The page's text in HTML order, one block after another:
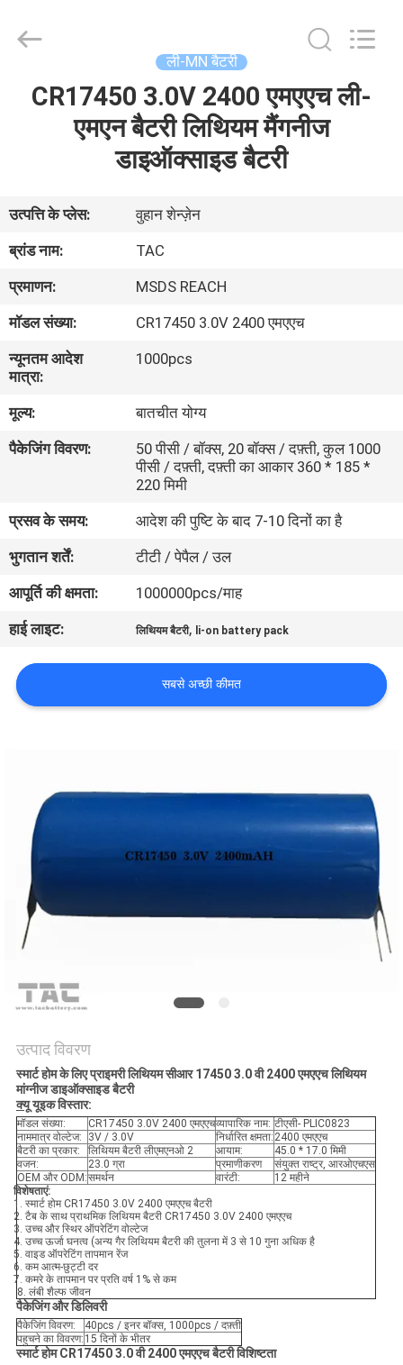
वीडियो
बारे
में
कारखाना
भ्रमण
नियंत्रण
संपर्क
करें
समाचार
उद्धरण
की
विनती
करे
POLICY
Energy
ली-MN बैटरी
CR17450 3.0V 2400 एमएएच ली-
एमएन बैटरी लिथियम मैंगनीज
डाइऑक्साइड बैटरी
उत्पत्ति के प्लेस:
वुहान शेन्ज़ेन
ब्रांड नाम:
TAC
प्रमाणन:
MSDS REACH
मॉडल संख्या:
CR17450 3.0V 2400 एमएएच
न्यूनतम आदेश
मात्रा:
1000pcs
मूल्य:
बातचीत योग्य
पैकेजिंग विवरण:
50 पीसी / बॉक्स, 20 बॉक्स / दफ़्ती, कुल 1000
पीसी / दफ़्ती, दफ़्ती का आकार 360 * 185 *
220 मिमी
प्रसव के समय:
आदेश की पुष्टि के बाद 7-10 दिनों का है
भुगतान शर्तें:
टीटी / पेपैल / उल
आपूर्ति की क्षमता:
1000000pcs/माह
हाई लाइट:
लिथियम बैटरी, li-on battery pack
सबसे अच्छी कीमत
उत्पाद विवरण
स्मार्ट होम के लिए प्राइमरी लिथियम सीआर 17450 3.0 वी 2400 एमएएच लिथियम
मांग्नीज डाइऑक्साइड बैटरी
क्यूयूइक विस्तार:
मॉडल संख्या: CR17450 3.0V 2400 एमएएचव्यापारिक नाम: टीएसी- PLIC0823
नाममात्र वोल्टेज:
3V / 3.0V निर्धारित क्षमता: 2400 एमएएच
बैटरी का प्रकार:
लिथियम बैटरी लीएमएनओ 2 आयाम:
45.0 * 17.0 मिमी
वजन:
23.0 ग्रा प्रमाणीकरण
संयुक्त राष्ट्र, आरओएचएस
OEM और ODM:समर्थन वारंटी:
12 महीने
विशेषताएं:
1. स्मार्ट होम CR17450 3.0V 2400 एमएएच बैटरी
2. टैब के साथ प्राथमिक लिथियम बैटरी CR17450 3.0V 2400 एमएएच
3. उच्च और स्थिर ऑपरेटिंग वोल्टेज
4. उच्च ऊर्जा घनत्व (अन्य गैर लिथियम बैटरी की तुलना में 3 से 10 गुना अधिक है
5. वाइड ऑपरेटिंग तापमान रेंज
6. कम आत्म-छुट्टी दर
7. कमरे के तापमान पर प्रति वर्ष 1% से कम
8. लंबी शैल्फ जीवन
पैकेजिंग और डिलिवरी
पैकेजिंग विवरण:
40pcs / इनर बॉक्स, 1000pcs / दफ़्ती
पहुचने का विवरण: 15 दिनों के भीतर
स्मार्ट होम CR17450 3.0वी 2400 एमएएचबैटरीविशिष्टता